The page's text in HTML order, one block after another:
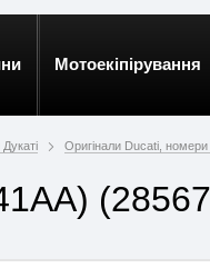
Мотоекіпірування
Оригінали Ducati,